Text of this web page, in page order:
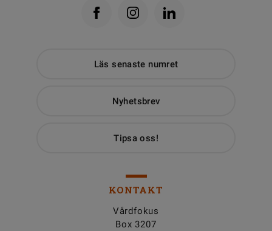
Läs senaste numret
Nyhetsbrev
Tipsa oss!
KONTAKT
Vårdfokus
Box 3207